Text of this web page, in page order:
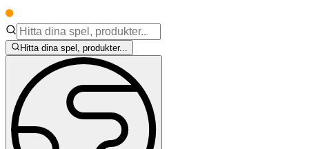
Hitta dina spel, produkter...